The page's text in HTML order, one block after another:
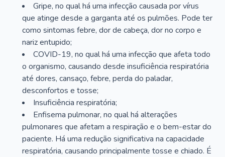
Gripe, no qual há uma infecção causada por vírus
que atinge desde a garganta até os pulmões. Pode ter
como sintomas febre, dor de cabeça, dor no corpo e
nariz entupido;
COVID-19, no qual há uma infecção que afeta todo
o organismo, causando desde insuficiência respiratória
até dores, cansaço, febre, perda do paladar,
desconfortos e tosse;
Insuficiência respiratória;
Enfisema pulmonar, no qual há alterações
pulmonares que afetam a respiração e o bem-estar do
paciente. Há uma redução significativa na capacidade
respiratória, causando principalmente tosse e chiado. É